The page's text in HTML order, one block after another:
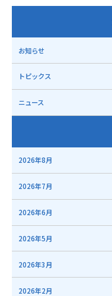
お知らせ
トピックス
ニュース
2026年8月
2026年7月
2026年6月
2026年5月
2026年3月
2026年2月